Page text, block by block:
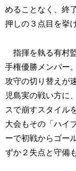
めることなく、終
押しの３点目を挙
指揮を執る有村
手権優勝メンバー
攻守の切り替えが
児島実の戦い方に
スで崩すスタイル
大会もその「ハイ
ーで初戦からゴー
ずか２失点と守備